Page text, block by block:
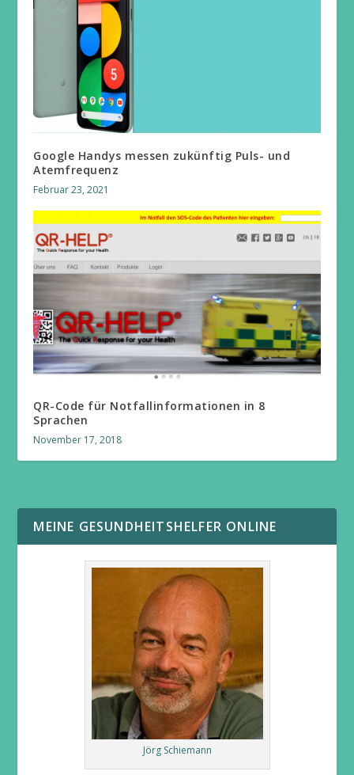
Google Handys messen zukünftig Puls- und
Atemfrequenz
Februar 23, 2021
QR-Code für Notfallinformationen in 8
Sprachen
November 17, 2018
MEINE GESUNDHEITSHELFER ONLINE
Jörg Schiemann